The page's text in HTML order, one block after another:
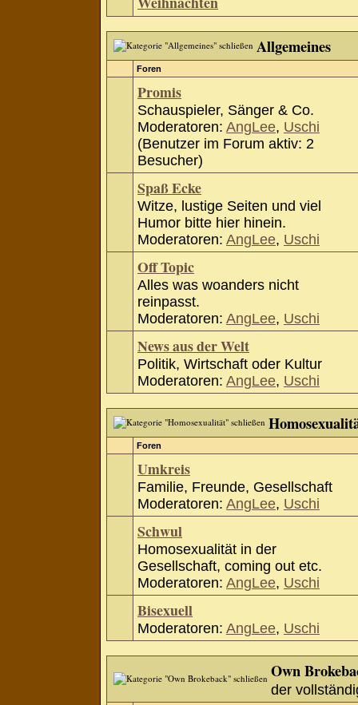
Allgemeines
Foren
Promis
Schauspieler, Sänger & Co.
Moderatoren: AngLee, Uschi
(Benutzer im Forum aktiv: 2
Besucher)
Spaß Ecke
Witze, lustige Seiten und viel
Humor bitte hier hinein.
Moderatoren: AngLee, Uschi
Off Topic
Alles was woanders nicht
reinpasst.
Moderatoren: AngLee, Uschi
News aus der Welt
Politik, Wirtschaft oder Kultur
Moderatoren: AngLee, Uschi
Foren
Umkreis
Familie, Freunde, Gesellschaft
Moderatoren: AngLee, Uschi
Schwul
Homosexualität in der
Gesellschaft, coming out etc.
Moderatoren: AngLee, Uschi
Bisexuell
Moderatoren: AngLee, Uschi
Own
der